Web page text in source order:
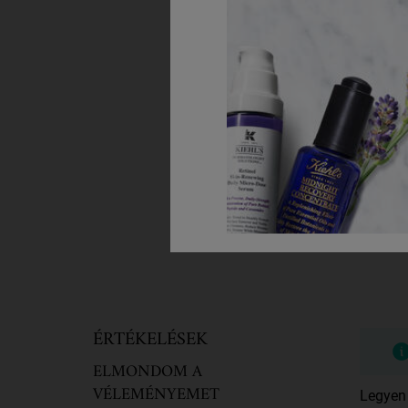
Egy Kiszerelés Érhető El
500 ml
16 000 Ft
HOZZÁADÁS A
ÉRTÉKELÉSEK
ELMONDOM A
VÉLEMÉNYEMET